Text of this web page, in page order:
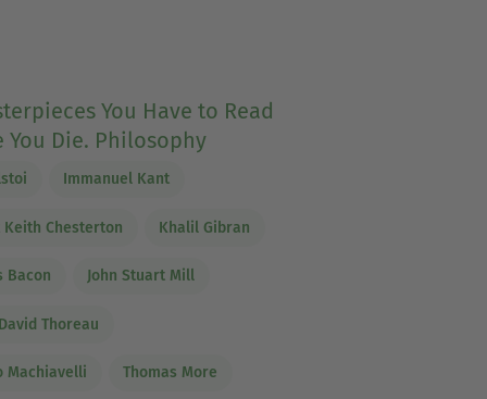
You Have to Read
You Die. Philosophy
Immanuel Kant
Keith Chesterton Khalil Gibran
Bacon John Stuart Mill
Thoreau
Machiavelli Thomas More